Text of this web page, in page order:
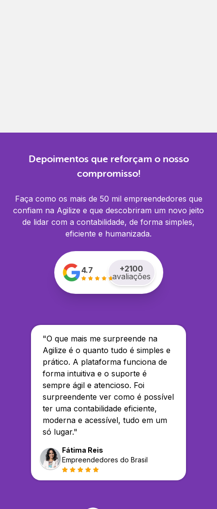
Depoimentos que reforçam o nosso
compromisso!
Faça como os mais de 50 mil empreendedores que
confiam na Agilize e que descobriram um novo jeito
de lidar com a contabilidade, de forma simples,
eficiente e humanizada.
4.7 +2100
avaliações
"O que mais me surpreende na
Agilize é o quanto tudo é simples e
prático. A plataforma funciona de
forma intuitiva e o suporte é
sempre ágil e atencioso. Foi
surpreendente ver como é possível
ter uma contabilidade eficiente,
moderna e acessível, tudo em um
só lugar."
Fátima Reis
Empreendedores do Brasil